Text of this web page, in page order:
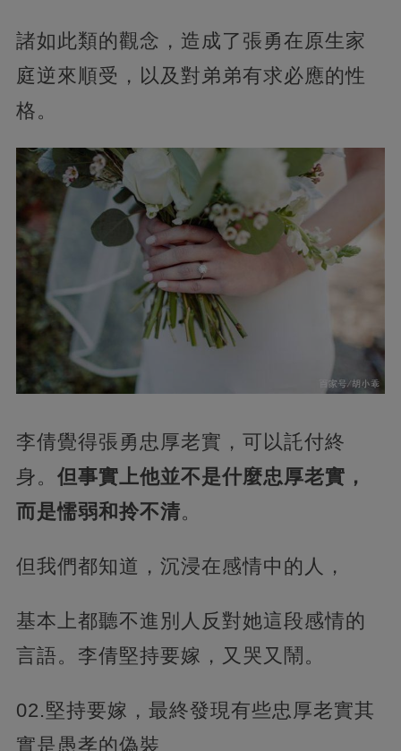
諸如此類的觀念，造成了張勇在原生家
庭逆來順受，以及對弟弟有求必應的性
格。
李倩覺得張勇忠厚老實，可以託付終
身。 但事實上他並不是什麼忠厚老實，
而是懦弱和拎不清。
但我們都知道，沉浸在感情中的人，
基本上都聽不進別人反對她這段感情的
言語。李倩堅持要嫁，又哭又鬧。
02.堅持要嫁，最終發現有些忠厚老實其
實是愚孝的偽裝